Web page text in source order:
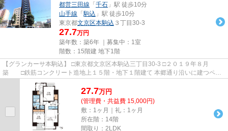
都営三田線 「 千石 」駅 徒歩10分
山手線 「駒込 」駅 徒歩10分
東京都文京区本駒込 ３丁目30-3
27.7万円
築年数：築6年 ｜募集中： 1室
階数：15階建 地下1階
【グランカーサ本駒込】 □東京都文京区本駒込三丁目30-3 □２０１９年８月
築 □鉄筋コンクリート造地上１５階・地下１階建て 本郷通り沿いに建つペッ
ト可賃貸マンションのご紹介で...
27.7万円
(管理費・共益費 15,000円)
敷：1ヶ月｜礼：1ヶ月
所在階：14階
間取り：2LDK